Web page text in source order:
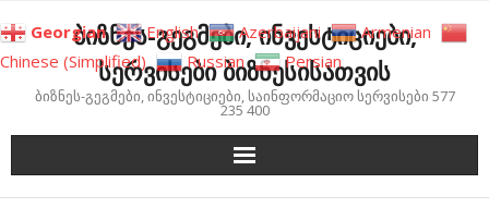
to
content
ბიზნეს-გეგმები, ინვესტიციები,
სერვისები ბიზნესისათვის
ბიზნეს-გეგმები, ინვესტიციები, საინფორმაციო სერვისები 577
235 400
Georgian English Azerbaijani
Armenian
Chinese (Simplified)
Russian Persian